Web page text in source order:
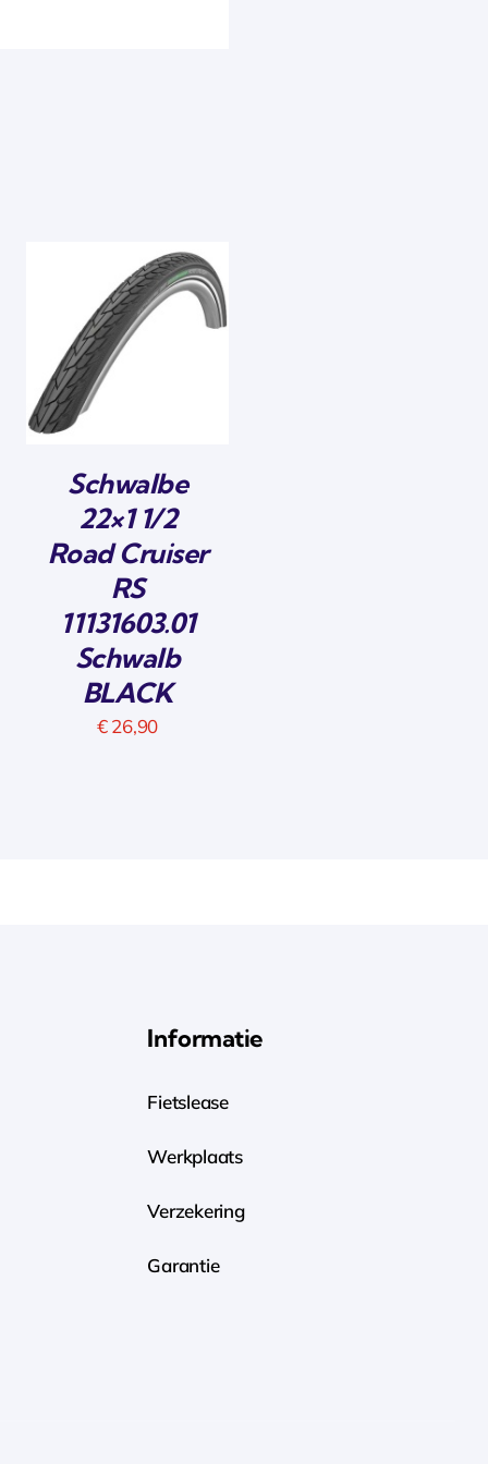
Schwalbe
22×1 1/2
Road Cruiser
RS
11131603.01
Schwalb
BLACK
€26,90
Informatie
Fietslease
Werkplaats
Verzekering
Garantie